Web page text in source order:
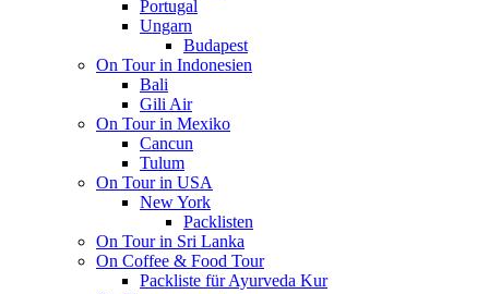
Portugal
Ungarn
Budapest
On Tour in Indonesien
Bali
Gili Air
On Tour in Mexiko
Cancun
Tulum
On Tour in USA
New York
Packlisten
On Tour in Sri Lanka
On Coffee & Food Tour
Packliste für Ayurveda Kur